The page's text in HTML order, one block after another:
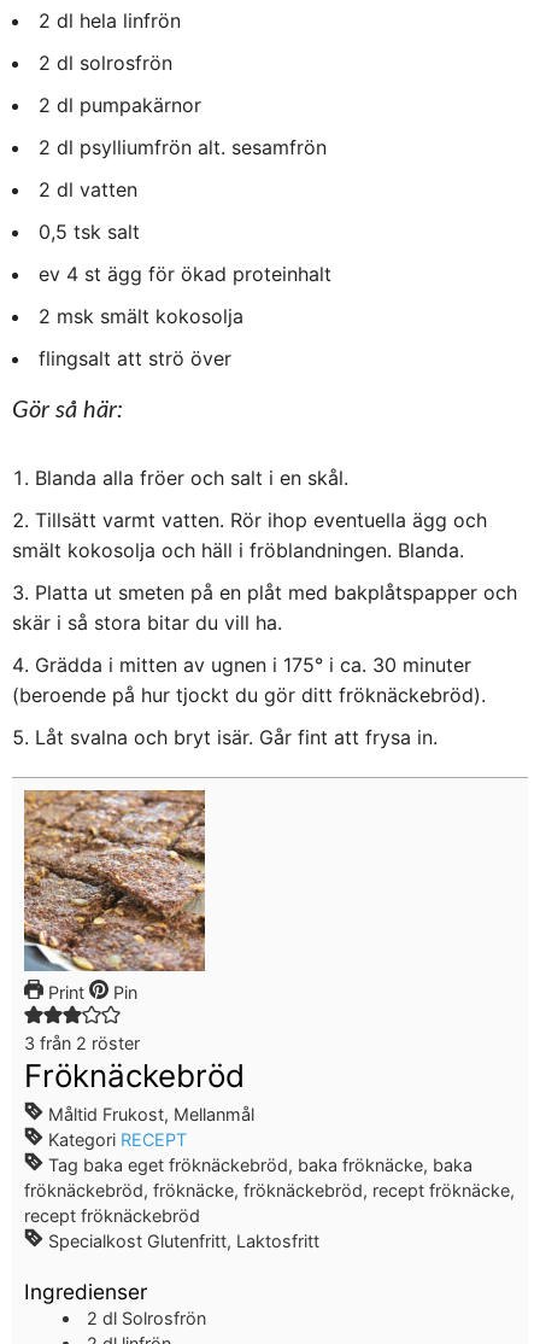
2 dl hela linfrön
2 dl solrosfrön
2 dl pumpakärnor
2 dl psylliumfrön alt. sesamfrön
2 dl vatten
0,5 tsk salt
ev 4 st ägg för ökad proteinhalt
2 msk smält kokosolja
flingsalt att strö över
Gör så här:
Blanda alla fröer och salt i en skål.
Tillsätt varmt vatten. Rör ihop eventuella ägg och
smält kokosolja och häll i fröblandningen. Blanda.
Platta ut smeten på en plåt med bakplåtspapper och
skär i så stora bitar du vill ha.
Grädda i mitten av ugnen i 175° i ca. 30 minuter
(beroende på hur tjockt du gör ditt fröknäckebröd).
Låt svalna och bryt isär. Går fint att frysa in.
Print Pin
3 från 2 röster
Fröknäckebröd
Måltid Frukost, Mellanmål
Kategori RECEPT
Tag baka eget fröknäckebröd, baka fröknäcke, baka
fröknäckebröd, fröknäcke, fröknäckebröd, recept fröknäcke,
recept fröknäckebröd
Specialkost Glutenfritt, Laktosfritt
Ingredienser
2 dl Solrosfrön